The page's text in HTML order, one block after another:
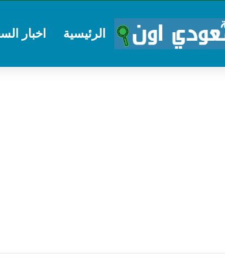
الرئيسية اخبار